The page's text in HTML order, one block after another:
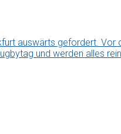
auswärts gefordert.
und werden alles